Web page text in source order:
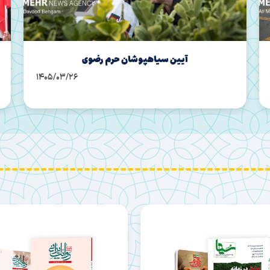
خروش عاشقان قدس در میدان 15 خرداد
1404/12/24